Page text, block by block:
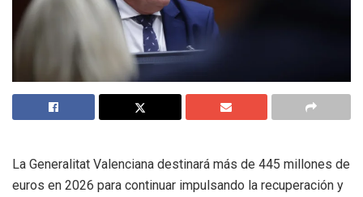
La Generalitat Valenciana destinará más de 445 millones de
euros en 2026 para continuar impulsando la recuperación y